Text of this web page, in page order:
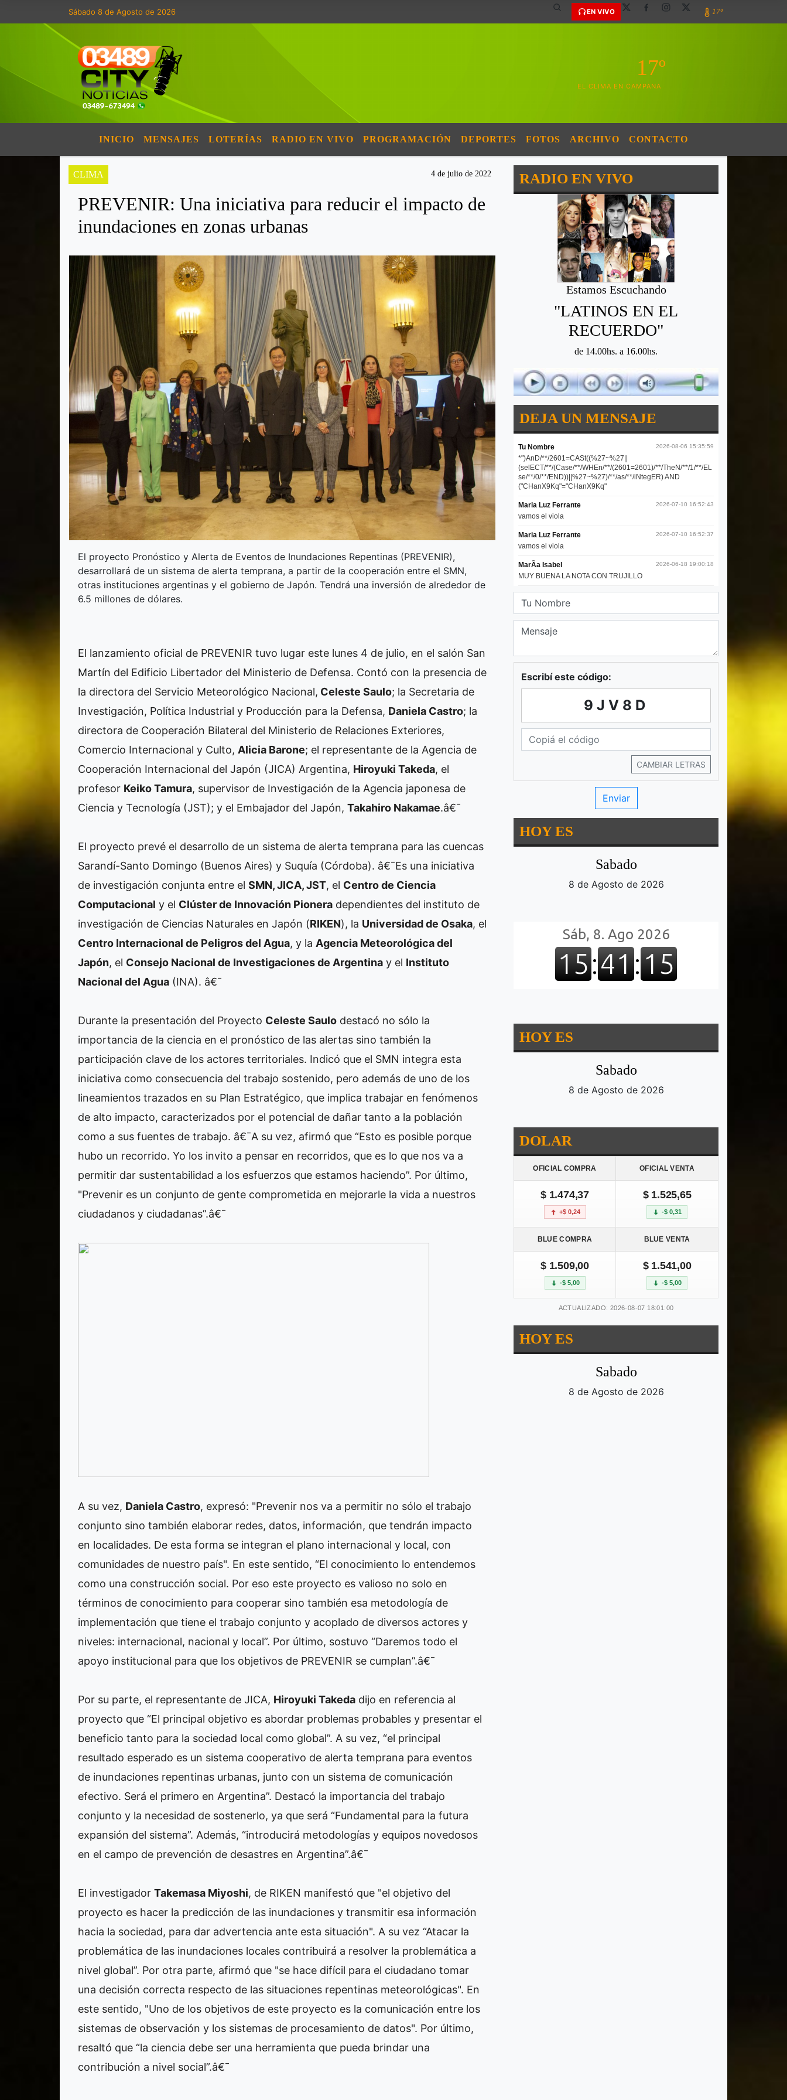
Sábado 8 de Agosto de 2026 EN VIVO 17º
17º
EL CLIMA EN CAMPANA
INICIO MENSAJES LOTERÍAS RADIO EN VIVO PROGRAMACIÓN DEPORTES FOTOS ARCHIVO CONTACTO
CLIMA 4 de julio de 2022
PREVENIR: Una iniciativa para reducir el impacto de
inundaciones en zonas urbanas
El proyecto Pronóstico y Alerta de Eventos de Inundaciones Repentinas (PREVENIR),
desarrollará de un sistema de alerta temprana, a partir de la cooperación entre el SMN,
otras instituciones argentinas y el gobierno de Japón. Tendrá una inversión de alrededor de
6.5 millones de dólares.
El lanzamiento oficial de PREVENIR tuvo lugar este lunes 4 de julio, en el salón San
Martín del Edificio Libertador del Ministerio de Defensa. Contó con la presencia de
la directora del Servicio Meteorológico Nacional, Celeste Saulo; la Secretaria de
Investigación, Política Industrial y Producción para la Defensa, Daniela Castro; la
directora de Cooperación Bilateral del Ministerio de Relaciones Exteriores,
Comercio Internacional y Culto, Alicia Barone; el representante de la Agencia de
Cooperación Internacional del Japón (JICA) Argentina, Hiroyuki Takeda, el
profesor Keiko Tamura, supervisor de Investigación de la Agencia japonesa de
Ciencia y Tecnología (JST); y el Embajador del Japón, Takahiro Nakamae.â€¯
El proyecto prevé el desarrollo de un sistema de alerta temprana para las cuencas
Sarandí-Santo Domingo (Buenos Aires) y Suquía (Córdoba). â€¯Es una iniciativa
de investigación conjunta entre el SMN, JICA, JST, el Centro de Ciencia
Computacional y el Clúster de Innovación Pionera dependientes del instituto de
investigación de Ciencias Naturales en Japón (RIKEN), la Universidad de Osaka, el
Centro Internacional de Peligros del Agua, y la Agencia Meteorológica del
Japón, el Consejo Nacional de Investigaciones de Argentina y el Instituto
Nacional del Agua (INA). â€¯
Durante la presentación del Proyecto Celeste Saulo destacó no sólo la
importancia de la ciencia en el pronóstico de las alertas sino también la
participación clave de los actores territoriales. Indicó que el SMN integra esta
iniciativa como consecuencia del trabajo sostenido, pero además de uno de los
lineamientos trazados en su Plan Estratégico, que implica trabajar en fenómenos
de alto impacto, caracterizados por el potencial de dañar tanto a la población
como a sus fuentes de trabajo. â€¯A su vez, afirmó que “Esto es posible porque
hubo un recorrido. Yo los invito a pensar en recorridos, que es lo que nos va a
permitir dar sustentabilidad a los esfuerzos que estamos haciendo”. Por último,
"Prevenir es un conjunto de gente comprometida en mejorarle la vida a nuestros
ciudadanos y ciudadanas”.â€¯
A su vez, Daniela Castro, expresó: "Prevenir nos va a permitir no sólo el trabajo
conjunto sino también elaborar redes, datos, información, que tendrán impacto
en localidades. De esta forma se integran el plano internacional y local, con
comunidades de nuestro país". En este sentido, “El conocimiento lo entendemos
como una construcción social. Por eso este proyecto es valioso no solo en
términos de conocimiento para cooperar sino también esa metodología de
implementación que tiene el trabajo conjunto y acoplado de diversos actores y
niveles: internacional, nacional y local”. Por último, sostuvo “Daremos todo el
apoyo institucional para que los objetivos de PREVENIR se cumplan”.â€¯
Por su parte, el representante de JICA, Hiroyuki Takeda dijo en referencia al
proyecto que “El principal objetivo es abordar problemas probables y presentar el
beneficio tanto para la sociedad local como global”. A su vez, “el principal
resultado esperado es un sistema cooperativo de alerta temprana para eventos
de inundaciones repentinas urbanas, junto con un sistema de comunicación
efectivo. Será el primero en Argentina”. Destacó la importancia del trabajo
conjunto y la necesidad de sostenerlo, ya que será “Fundamental para la futura
expansión del sistema”. Además, “introducirá metodologías y equipos novedosos
en el campo de prevención de desastres en Argentina”.â€¯
El investigador Takemasa Miyoshi, de RIKEN manifestó que "el objetivo del
proyecto es hacer la predicción de las inundaciones y transmitir esa información
hacia la sociedad, para dar advertencia ante esta situación". A su vez “Atacar la
problemática de las inundaciones locales contribuirá a resolver la problemática a
nivel global”. Por otra parte, afirmó que "se hace difícil para el ciudadano tomar
una decisión correcta respecto de las situaciones repentinas meteorológicas". En
este sentido, "Uno de los objetivos de este proyecto es la comunicación entre los
sistemas de observación y los sistemas de procesamiento de datos". Por último,
resaltó que “la ciencia debe ser una herramienta que pueda brindar una
contribución a nivel social”.â€¯
RADIO EN VIVO
Estamos Escuchando
"LATINOS EN EL
RECUERDO"
de 14.00hs. a 16.00hs.
DEJA UN MENSAJE
Escribí este código:
9JV8D
CAMBIAR LETRAS
HOY ES
Sabado
8 de Agosto de 2026
HOY ES
Sabado
8 de Agosto de 2026
DOLAR
OFICIAL COMPRA OFICIAL VENTA
$ 1.474,37
+$ 0,24
$ 1.525,65
-$ 0,31
BLUE COMPRA BLUE VENTA
$ 1.509,00
-$ 5,00
$ 1.541,00
-$ 5,00
ACTUALIZADO: 2026-08-07 18:01:00
HOY ES
Sabado
8 de Agosto de 2026